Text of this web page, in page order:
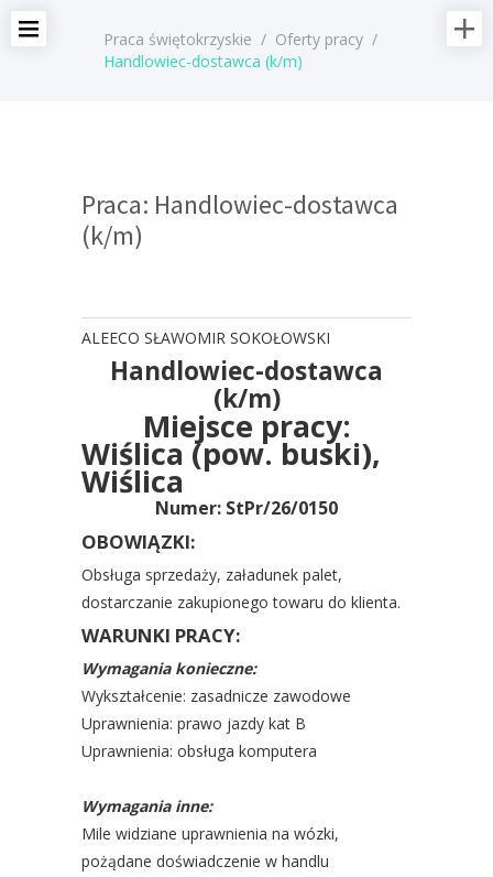
Praca świętokrzyskie / Oferty pracy /
Handlowiec-dostawca (k/m)
Praca: Handlowiec-dostawca
(k/m)
ALEECO SŁAWOMIR SOKOŁOWSKI
Handlowiec-dostawca
(k/m)
Miejsce pracy:
Wiślica (pow. buski),
Wiślica
Numer: StPr/26/0150
OBOWIĄZKI:
Obsługa sprzedaży, załadunek palet,
dostarczanie zakupionego towaru do klienta.
WARUNKI PRACY:
Wymagania konieczne:
Wykształcenie: zasadnicze zawodowe
Uprawnienia: prawo jazdy kat B
Uprawnienia: obsługa komputera
Wymagania inne:
Mile widziane uprawnienia na wózki,
pożądane doświadczenie w handlu